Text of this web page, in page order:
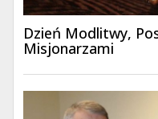
Dzień Modlitwy,
Misjonarzami